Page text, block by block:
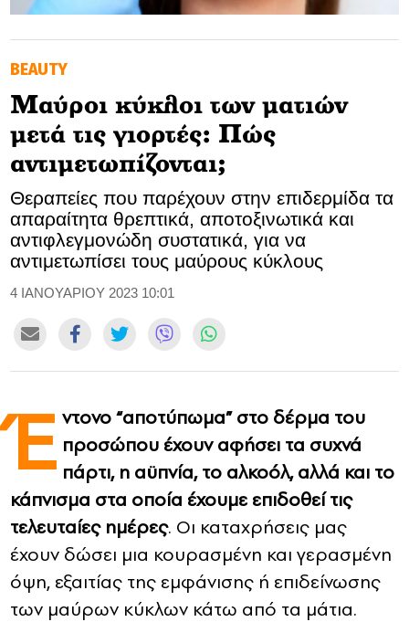
SOOZIE’S FRIENDS
CULTURE
TASTELAND
TECH
HEALTH
CONTACT
ADVERTISE
BEAUTY
Μαύροι κύκλοι των ματιών
μετά τις γιορτές: Πώς
αντιμετωπίζονται;
Θεραπείες που παρέχουν στην επιδερμίδα τα
απαραίτητα θρεπτικά, αποτοξινωτικά και
αντιφλεγμονώδη συστατικά, για να
αντιμετωπίσει τους μαύρους κύκλους
4 ΙΑΝΟΥΑΡΙΟΥ 2023 10:01
Έ ντονο “αποτύπωμα” στο δέρμα του
προσώπου έχουν αφήσει τα συχνά
πάρτι, η αϋπνία, το αλκοόλ, αλλά και το
κάπνισμα στα οποία έχουμε επιδοθεί τις
τελευταίες ημέρες. Οι καταχρήσεις μας
έχουν δώσει μια κουρασμένη και γερασμένη
όψη, εξαιτίας της εμφάνισης ή επιδείνωσης
των μαύρων κύκλων κάτω από τα μάτια.